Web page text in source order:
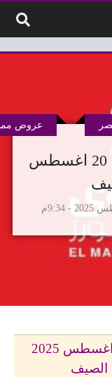
عروض المحلاوى ستورز من 20 اغسطس
عروض
عروض المحلاوى ستورز من 20 اغسطس 2025
الصيف